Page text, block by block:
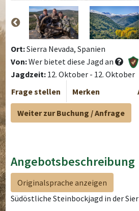
Ort:Sierra Nevada, Spanien
Von:Wer bietet diese Jagd an
Jagdzeit: 12. Oktober - 12. Oktober
Frage stellen
Merken
Weiter zur Buchung / Anfrage
Angebotsbeschreibung
Originalsprache anzeigen
Südöstliche Steinbockjagd in der